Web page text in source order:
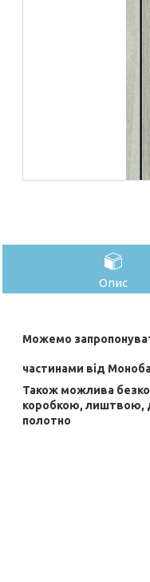
Опис
Можемо
частинами від
Також можлива
коробкою, лиштвою,
полотно